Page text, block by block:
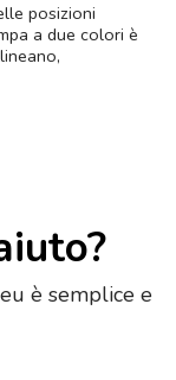
posizioni
a due colori è
è semplice e